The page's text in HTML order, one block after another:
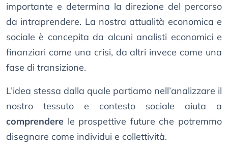
importante e determina la direzione del percorso
da intraprendere. La nostra attualità economica e
sociale è concepita da alcuni analisti economici e
finanziari come una crisi, da altri invece come una
fase di transizione.
L’idea stessa dalla quale partiamo nell’analizzare il
nostro tessuto e contesto sociale aiuta a
comprendere le prospettive future che potremmo
disegnare come individui e collettività.